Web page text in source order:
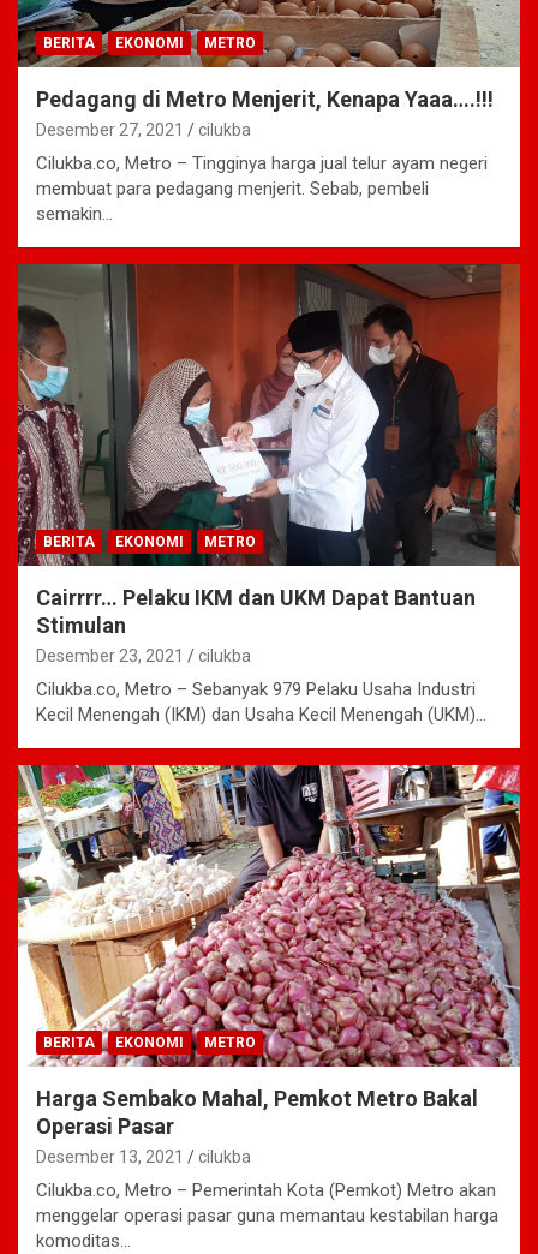
BERITA EKONOMI METRO
Pedagang di Metro Menjerit, Kenapa Yaaa….!!!
Desember 27, 2021 cilukba
Cilukba.co, Metro – Tingginya harga jual telur ayam negeri
membuat para pedagang menjerit. Sebab, pembeli
semakin…
BERITA EKONOMI METRO
Cairrrr… Pelaku IKM dan UKM Dapat Bantuan
Stimulan
Desember 23, 2021 cilukba
Cilukba.co, Metro – Sebanyak 979 Pelaku Usaha Industri
Kecil Menengah (IKM) dan Usaha Kecil Menengah (UKM)…
BERITA EKONOMI METRO
Harga Sembako Mahal, Pemkot Metro Bakal
Operasi Pasar
Desember 13, 2021 cilukba
Cilukba.co, Metro – Pemerintah Kota (Pemkot) Metro akan
menggelar operasi pasar guna memantau kestabilan harga
komoditas…